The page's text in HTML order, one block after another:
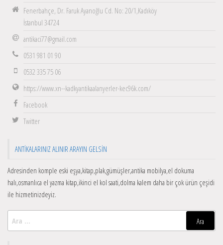
Fenerbahçe, Dr. Faruk Ayanoğlu Cd. No: 20/1,Kadıköy
İstanbul 34724
antikaci77@gmail.com
0531 981 01 90
0532 335 75 06
https://www.xn--kadkyantikaalanyerler-kec96k.com/
Facebook
Twitter
ANTIKALARINIZ ALINIR ARAYIN GELSIN
Adresinden komple eski eşya,kitap,plak,gümüşler,antika mobilya,el dokuma
halı,osmanlıca el yazma kitap,ikinci el kol saati,dolma kalem daha bir çok ürün çeşidi
ile hizmetinizdeyiz.